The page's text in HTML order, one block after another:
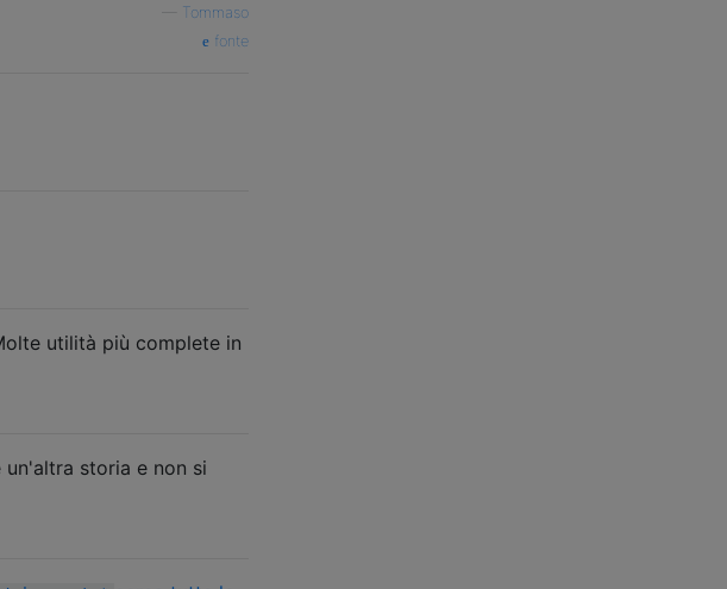
Tommaso
fonte
utilità più complete in
un'altra storia e non si